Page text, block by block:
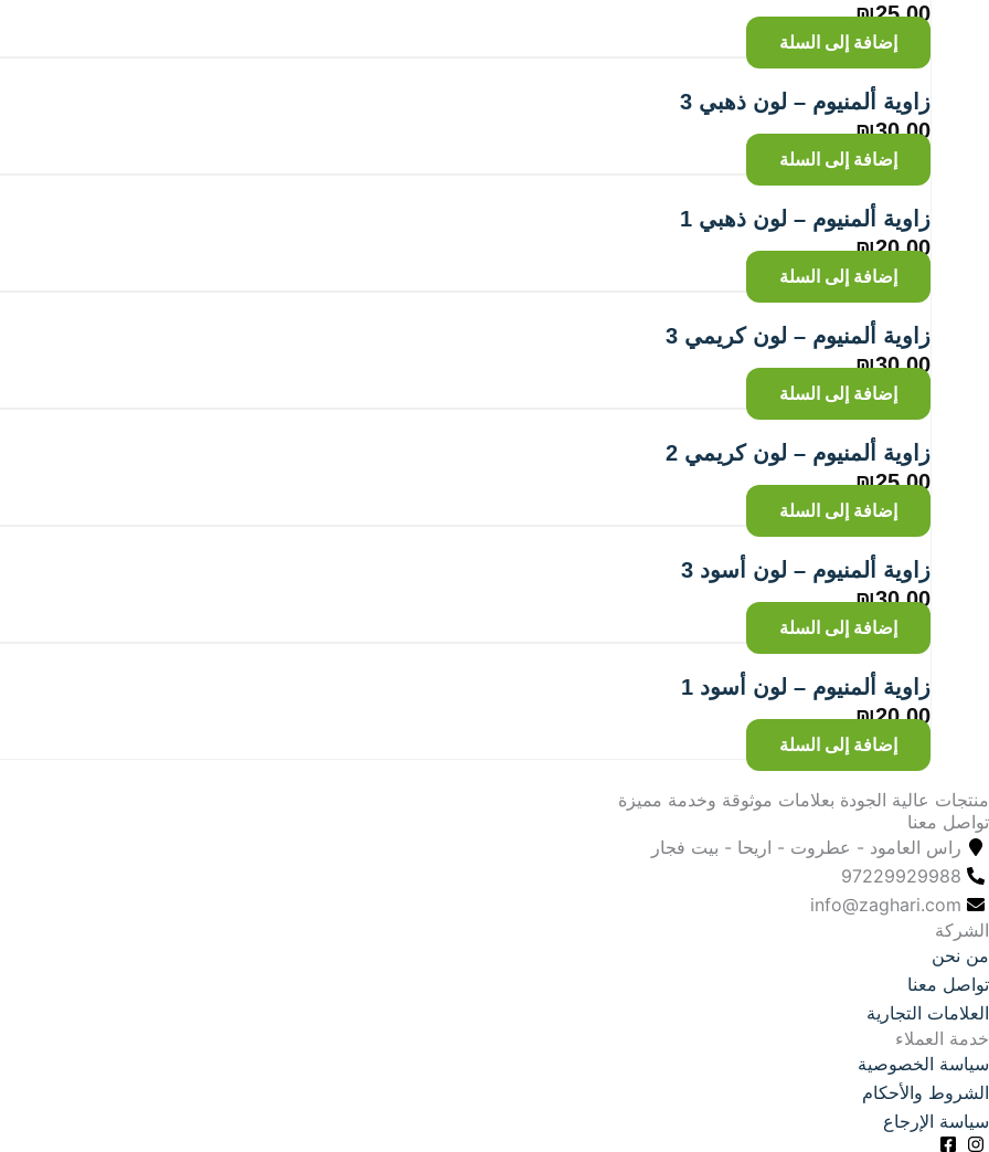
₪25.00
إضافة إلى السلة
زاوية ألمنيوم – لون ذهبي 3
₪30.00
إضافة إلى السلة
زاوية ألمنيوم – لون ذهبي 1
₪20.00
إضافة إلى السلة
زاوية ألمنيوم – لون كريمي 3
₪30.00
إضافة إلى السلة
زاوية ألمنيوم – لون كريمي 2
₪25.00
إضافة إلى السلة
زاوية ألمنيوم – لون أسود 3
₪30.00
إضافة إلى السلة
زاوية ألمنيوم – لون أسود 1
₪20.00
إضافة إلى السلة
منتجات عالية الجودة بعلامات موثوقة وخدمة مميزة
تواصل معنا
راس العامود - عطروت - اريحا - بيت فجار
97229929988
info@zaghari.com
الشركة
من نحن
تواصل معنا
العلامات التجارية
خدمة العملاء
سياسة الخصوصية
الشروط والأحكام
سياسة الإرجاع